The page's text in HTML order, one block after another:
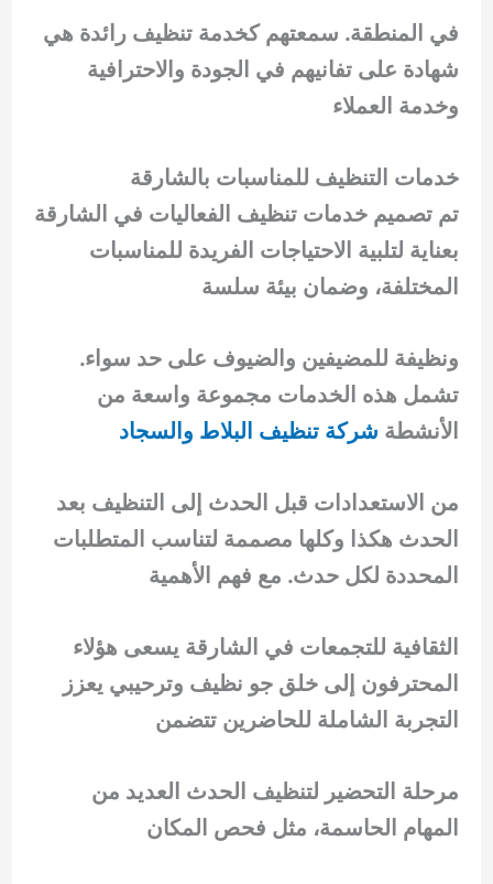
في المنطقة. سمعتهم كخدمة تنظيف رائدة هي
شهادة على تفانيهم في الجودة والاحترافية
وخدمة العملاء
خدمات التنظيف للمناسبات بالشارقة
تم تصميم خدمات تنظيف الفعاليات في الشارقة
بعناية لتلبية الاحتياجات الفريدة للمناسبات
المختلفة، وضمان بيئة سلسة
ونظيفة للمضيفين والضيوف على حد سواء.
تشمل هذه الخدمات مجموعة واسعة من
الأنشطة شركة تنظيف البلاط والسجاد
من الاستعدادات قبل الحدث إلى التنظيف بعد
الحدث هكذا وكلها مصممة لتناسب المتطلبات
المحددة لكل حدث. مع فهم الأهمية
الثقافية للتجمعات في الشارقة يسعى هؤلاء
المحترفون إلى خلق جو نظيف وترحيبي يعزز
التجربة الشاملة للحاضرين تتضمن
مرحلة التحضير لتنظيف الحدث العديد من
المهام الحاسمة، مثل فحص المكان